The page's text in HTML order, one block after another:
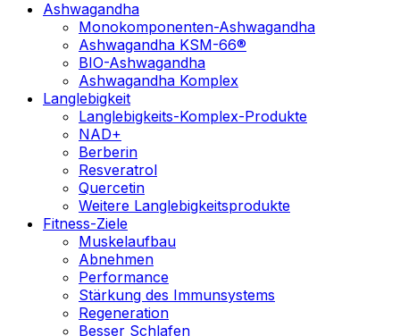
Ashwagandha
Monokomponenten-Ashwagandha
Ashwagandha KSM-66®
BIO-Ashwagandha
Ashwagandha Komplex
Langlebigkeit
Langlebigkeits-Komplex-Produkte
NAD+
Berberin
Resveratrol
Quercetin
Weitere Langlebigkeitsprodukte
Fitness-Ziele
Muskelaufbau
Abnehmen
Performance
Stärkung des Immunsystems
Regeneration
Besser Schlafen